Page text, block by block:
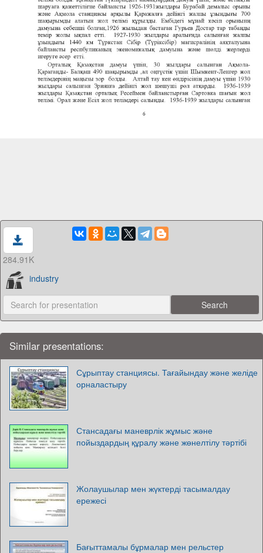
284.91K
industry
Similar presentations:
Сұрыптау станциясы. Тағайындау және желіде
орналастыру
Стансадағы маневрлік жұмыс және
пойыздардың құралу және жөнелтілу тәртібі
Жолаушылар мен жүктерді тасымалдау
ережесі
Бағыттамалы бұрмалар мен рельстер